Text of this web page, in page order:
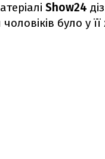
Show24
чоловіків було у